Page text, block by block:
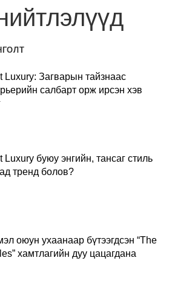
Luxury: Загварын тайзнаас
салбарт орж ирсэн хэв
Luxury буюу энгийн, тансаг стиль
тренд болов?
оюун ухаанаар бүтээгдсэн “The
хамтлагийн дуу цацагдана